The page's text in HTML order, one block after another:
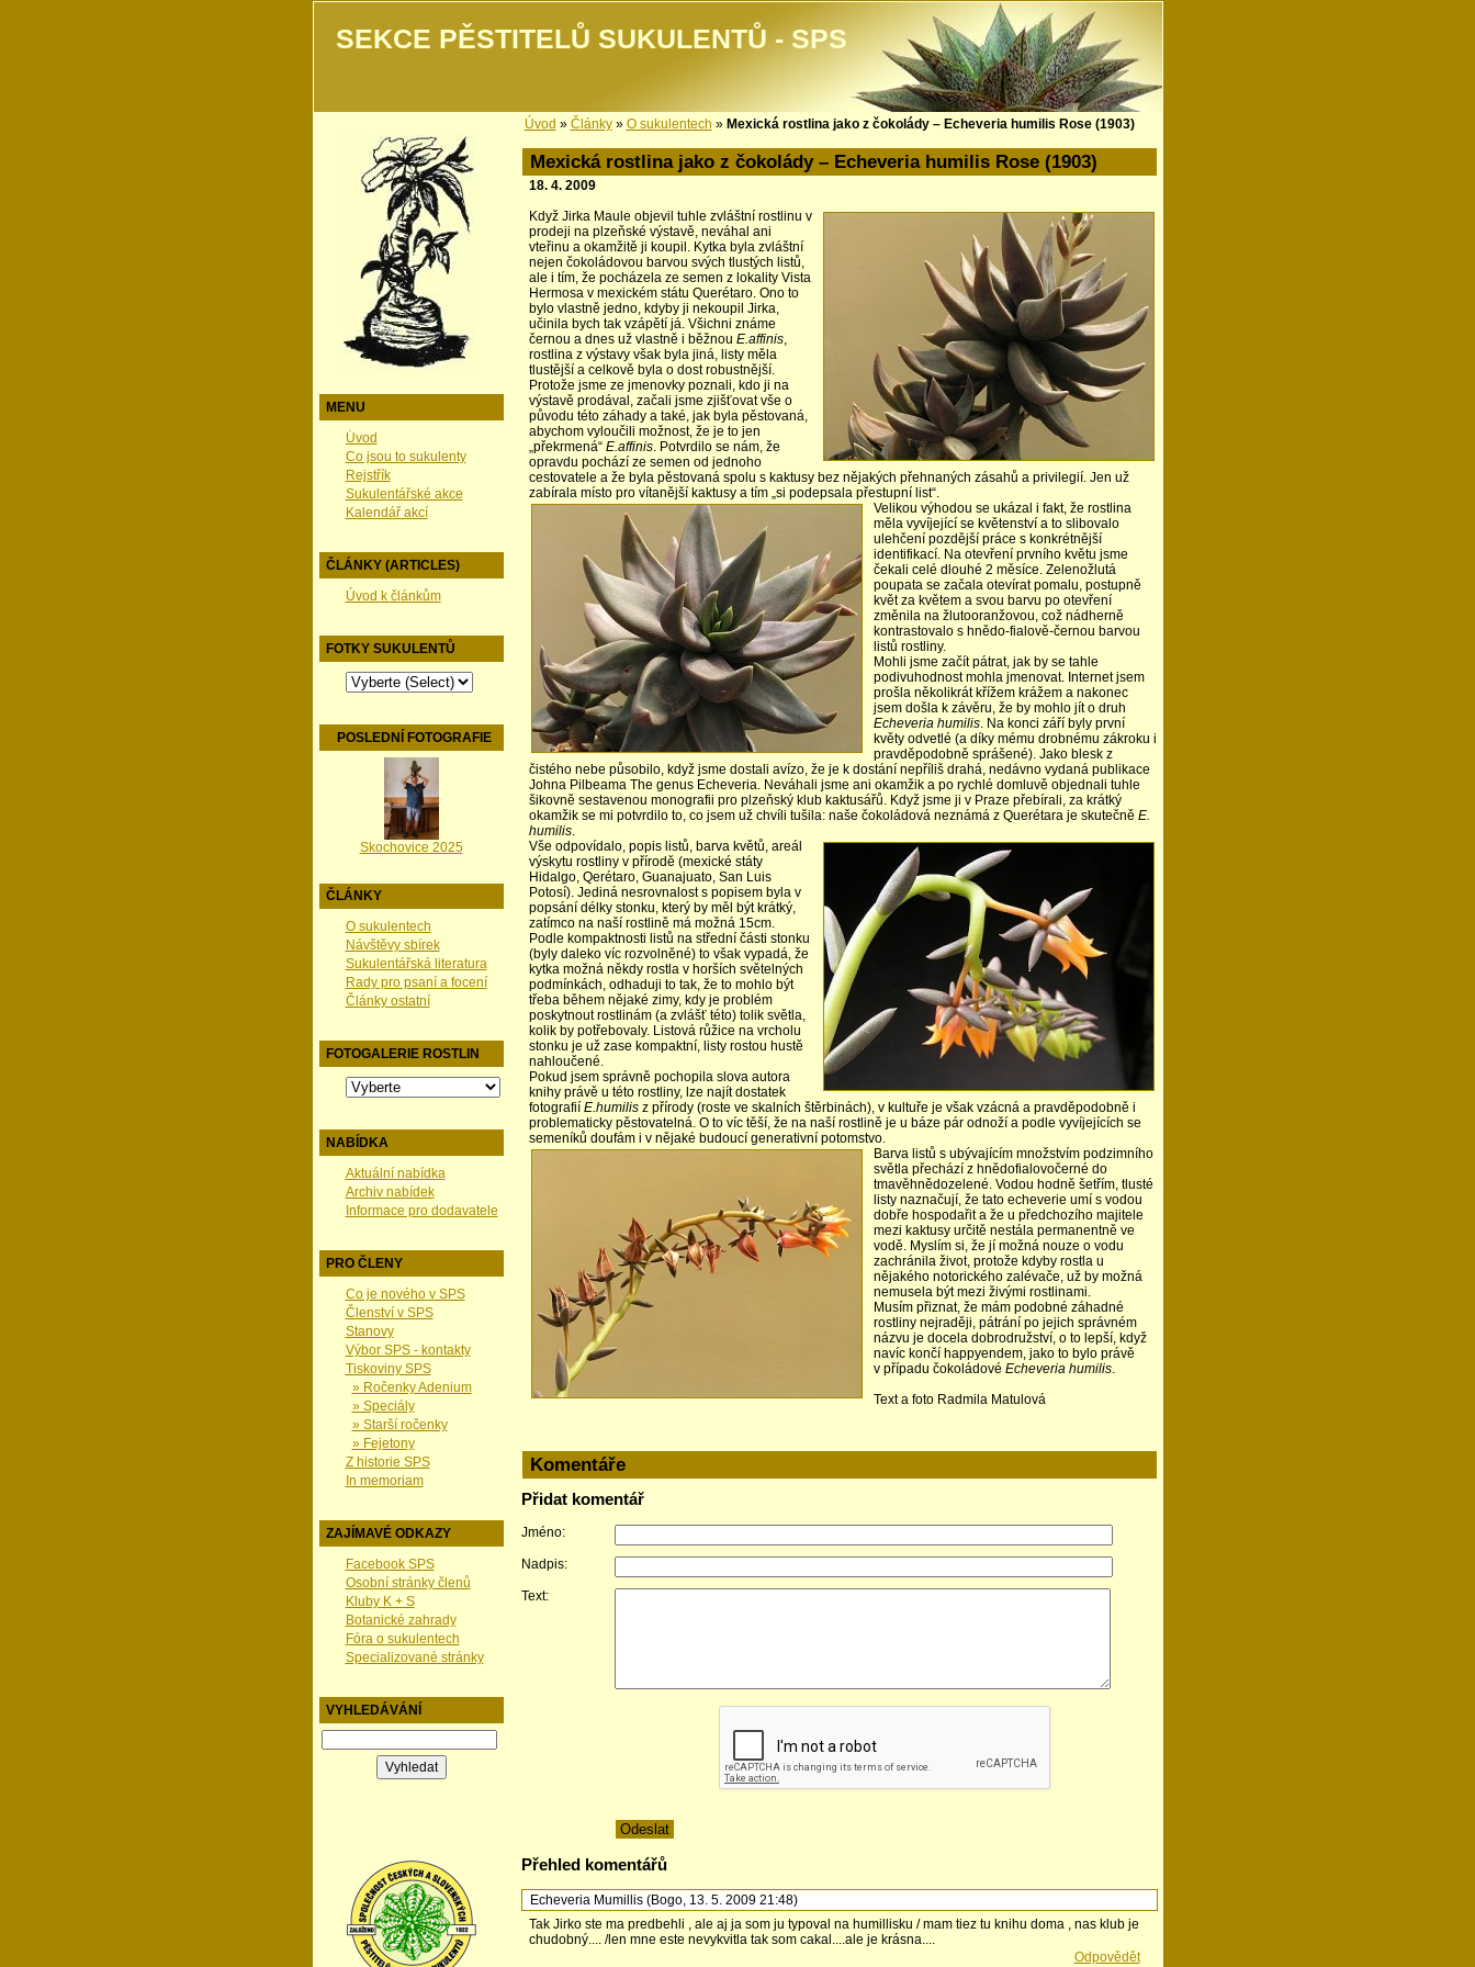
SEKCE PĚSTITELŮ SUKULENTŮ - SPS
MENU
Úvod
Co jsou to sukulenty
Rejstřík
Sukulentářské akce
Kalendář akcí
ČLÁNKY (ARTICLES)
Úvod k článkům
FOTKY SUKULENTŮ
POSLEDNÍ FOTOGRAFIE
Skochovice 2025
ČLÁNKY
O sukulentech
Návštěvy sbírek
Sukulentářská literatura
Rady pro psaní a focení
Články ostatní
FOTOGALERIE ROSTLIN
NABÍDKA
Aktuální nabídka
Archiv nabídek
Informace pro dodavatele
PRO ČLENY
Co je nového v SPS
Členství v SPS
Stanovy
Výbor SPS - kontakty
Tiskoviny SPS
» Ročenky Adenium
» Speciály
» Starší ročenky
» Fejetony
Z historie SPS
In memoriam
ZAJÍMAVÉ ODKAZY
Facebook SPS
Osobní stránky členů
Kluby K + S
Botanické zahrady
Fóra o sukulentech
Specializované stránky
VYHLEDÁVÁNÍ
Úvod » Články» O sukulentech » Mexická rostlina jako z čokolády – Echeveria humilis Rose (1903)
Mexická rostlina jako z čokolády – Echeveria humilis Rose (1903)
18. 4. 2009
Když Jirka Maule objevil tuhle zvláštní rostlinu v
prodeji na plzeňské výstavě, neváhal ani
vteřinu a okamžitě ji koupil. Kytka byla zvláštní
nejen čokoládovou barvou svých tlustých listů,
ale i tím, že pocházela ze semen z lokality Vista
Hermosa v mexickém státu Querétaro. Ono to
bylo vlastně jedno, kdyby ji nekoupil Jirka,
učinila bych tak vzápětí já. Všichni známe
černou a dnes už vlastně i běžnou E.affinis,
rostlina z výstavy však byla jiná, listy měla
tlustější a celkově byla o dost robustnější.
Protože jsme ze jmenovky poznali, kdo ji na
výstavě prodával, začali jsme zjišťovat vše o
původu této záhady a také, jak byla pěstovaná,
abychom vyloučili možnost, že je to jen
„překrmená“ E.affinis. Potvrdilo se nám, že
opravdu pochází ze semen od jednoho
cestovatele a že byla pěstovaná spolu s kaktusy bez nějakých přehnaných zásahů a privilegií. Jen už
zabírala místo pro vítanější kaktusy a tím „si podepsala přestupní list“.
Velikou výhodou se ukázal i fakt, že rostlina
měla vyvíjející se květenství a to slibovalo
ulehčení pozdější práce s konkrétnější
identifikací. Na otevření prvního květu jsme
čekali celé dlouhé 2 měsíce. Zelenožlutá
poupata se začala otevírat pomalu, postupně
květ za květem a svou barvu po otevření
změnila na žlutooranžovou, což nádherně
kontrastovalo s hnědo-fialově-černou barvou
listů rostliny.
Mohli jsme začít pátrat, jak by se tahle
podivuhodnost mohla jmenovat. Internet jsem
prošla několikrát křížem krážem a nakonec
jsem došla k závěru, že by mohlo jít o druh
Echeveria humilis. Na konci září byly první
květy odvetlé (a díky mému drobnému zákroku i
pravděpodobně sprášené). Jako blesk z
čistého nebe působilo, když jsme dostali avízo, že je k dostání nepříliš drahá, nedávno vydaná publikace
Johna Pilbeama The genus Echeveria. Neváhali jsme ani okamžik a po rychlé domluvě objednali tuhle
šikovně sestavenou monografii pro plzeňský klub kaktusářů. Když jsme ji v Praze přebírali, za krátký
okamžik se mi potvrdilo to, co jsem už chvíli tušila: naše čokoládová neznámá z Querétara je skutečně E.
humilis.
Vše odpovídalo, popis listů, barvakvětů, areál
výskytu rostliny v přírodě (mexické státy
Hidalgo, Qerétaro, Guanajuato, San Luis
Potosí). Jediná nesrovnalost s popisem byla v
popsání délky stonku, který by měl být krátký,
zatímco na naší rostlině má možná 15cm.
Podle kompaktnosti listů na střední části stonku
(byly daleko víc rozvolněné) to však vypadá, že
kytka možná někdy rostla v horších světelných
podmínkách, odhaduji to tak, že to mohlo být
třeba během nějaké zimy, kdy je problém
poskytnout rostlinám (a zvlášť této) tolik světla,
kolik by potřebovaly. Listová růžice na vrcholu
stonku je už zase kompaktní, listy rostou hustě
nahloučené.
Pokud jsem správně pochopila slova autora
knihy právě u této rostliny, lze najít dostatek
fotografií E.humilisz přírody (roste ve skalních štěrbinách), v kultuře je však vzácná a pravděpodobně i
problematicky pěstovatelná. O to víc těší, že na naší rostlině je u báze pár odnoží a podle vyvíjejících se
semeníků doufám i v nějaké budoucí generativní potomstvo.
Barva listů s ubývajícím množstvím podzimního
světla přechází z hnědofialovočerné do
tmavěhnědozelené. Vodou hodně šetřím, tlusté
listy naznačují, že tato echeverie umí s vodou
dobře hospodařit a že u předchozího majitele
mezi kaktusy určitě nestála permanentně ve
vodě. Myslím si, že jí možná nouze o vodu
zachránila život, protože kdyby rostla u
nějakého notorického zalévače, už by možná
nemusela být mezi živými rostlinami.
Musím přiznat, že mám podobné záhadné
rostliny nejraději, pátrání po jejich správném
názvu je docela dobrodružství, o to lepší, když
navíc končí happyendem, jako to bylo právě
v případu čokoládové Echeveria humilis.
Text a foto Radmila Matulová
Komentáře
Přidat komentář
Jméno:
Nadpis:
Text:
Přehled komentářů
Echeveria Mumillis(Bogo, 13. 5. 2009 21:48)
Tak Jirko ste ma predbehli , ale aj ja som ju typoval na humillisku / mam tiez tu knihu doma , nas klub je
chudobný.... /len mne este nevykvitla tak som cakal....ale je krásna....
Odpovědět